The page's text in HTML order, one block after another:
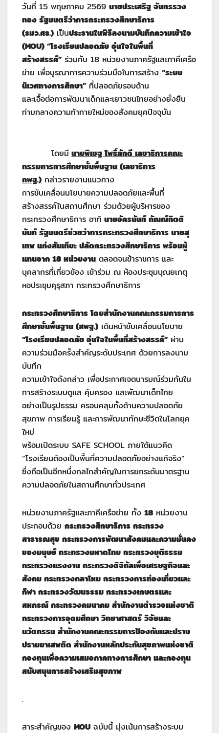
วันที่ 15 พฤษภาคม 2569 นายประเสริฐ จันทรรวง
ทอง รัฐมนตรีว่าการกระทรวงศึกษาธิการ
(รมว.ศธ.) เป็นประธานในพิธีลงนามบันทึกความเข้าใจ
(MOU) “โรงเรียนปลอดภัย อุ่นใจในพื้นที่
สร้างสรรค์” ร่วมกับ 18 หน่วยงานภาครัฐและภาคีเครือ
ข่าย เพื่อบูรณาการความร่วมมือในการสร้าง “ระบบ
นิเวศทางการศึกษา” ที่ปลอดภัยรอบด้าน
และเอื้อต่อการพัฒนาเด็กและเยาวชนไทยอย่างยั่งยืน
ท่ามกลางความท้าทายใหม่ของสังคมยุคปัจจุบัน
โดยมี นายพิเชฐ โพธิ์ภักดี เลขาธิการคณะ
กรรมการการศึกษาขั้นพื้นฐาน (เลขาธิการ
กพฐ.) กล่าวรายงานแนวทาง
การขับเคลื่อนนโยบายความปลอดภัยและพื้นที่
สร้างสรรค์ในสถานศึกษา ร่วมด้วยผู้บริหารของ
กระทรวงศึกษาธิการ อาทิ นายอัครนันท์ กัณณ์กิตติ
นันท์ รัฐมนตรีช่วยว่าการกระทรวงศึกษาธิการ นายสุ
เทพ แก่งสันเทียะ ปลัดกระทรวงศึกษาธิการ พร้อมผู้
แทนจาก 18 หน่วยงาน ตลอดจนข้าราชการ และ
บุคลากรที่เกี่ยวข้อง เข้าร่วม ณ ห้องประชุมบุณยเกตุ
หอประชุมคุรุสภา กระทรวงศึกษาธิการ
กระทรวงศึกษาธิการ โดยสำนักงานคณะกรรมการการ
ศึกษาขั้นพื้นฐาน (สพฐ.) เดินหน้าขับเคลื่อนนโยบาย
“โรงเรียนปลอดภัย อุ่นใจในพื้นที่สร้างสรรค์” ผ่าน
ความร่วมมือครั้งสำคัญระดับประเทศ ด้วยการลงนาม
บันทึก
ความเข้าใจดังกล่าว เพื่อประกาศเจตนารมณ์ร่วมกันใน
การสร้างระบบดูแล คุ้มครอง และพัฒนาเด็กไทย
อย่างเป็นรูปธรรม ครอบคลุมทั้งด้านความปลอดภัย
สุขภาพ การเรียนรู้ และการพัฒนาทักษะชีวิตในโลกยุค
ใหม่
พร้อมเปิดระบบ SAFE SCHOOL ภายใต้แนวคิด
“โรงเรียนต้องเป็นพื้นที่ความปลอดภัยอย่างแท้จริง”
ซึ่งถือเป็นอีกหนึ่งกลไกสำคัญในการยกระดับมาตรฐาน
ความปลอดภัยในสถานศึกษาทั่วประเทศ
หน่วยงานภาครัฐและภาคีเครือข่าย ทั้ง 18หน่วยงาน
ประกอบด้วย กระทรวงศึกษาธิการ กระทรวง
สาธารณสุข กระทรวงการพัฒนาสังคมและความมั่นคง
ของมนุษย์ กระทรวงมหาดไทย กระทรวงยุติธรรม
กระทรวงแรงงาน กระทรวงดิจิทัลเพื่อเศรษฐกิจและ
สังคม กระทรวงกลาโหม กระทรวงการท่องเที่ยวและ
กีฬา กระทรวงวัฒนธรรม กระทรวงเกษตรและ
สหกรณ์ กระทรวงคมนาคม สำนักงานตำรวจแห่งชาติ
กระทรวงการอุดมศึกษา วิทยาศาสตร์ วิจัยและ
นวัตกรรม สำนักงานคณะกรรมการป้องกันและปราบ
ปรามยาเสพติด สำนักงานหลักประกันสุขภาพแห่งชาติ
กองทุนเพื่อความเสมอภาคทางการศึกษา และกองทุน
สนับสนุนการสร้างเสริมสุขภาพ
.
สาระสำคัญของ MOU ฉบับนี้ มุ่งเน้นการสร้างระบบ